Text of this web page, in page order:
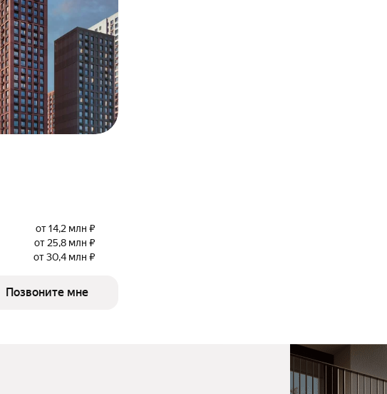
от 14,2 млн ₽
от 25,8 млн ₽
от 30,4 млн ₽
Позвоните мне